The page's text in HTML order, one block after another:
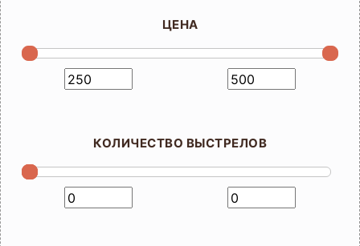
ЦЕНА
КОЛИЧЕСТВО ВЫСТРЕЛОВ